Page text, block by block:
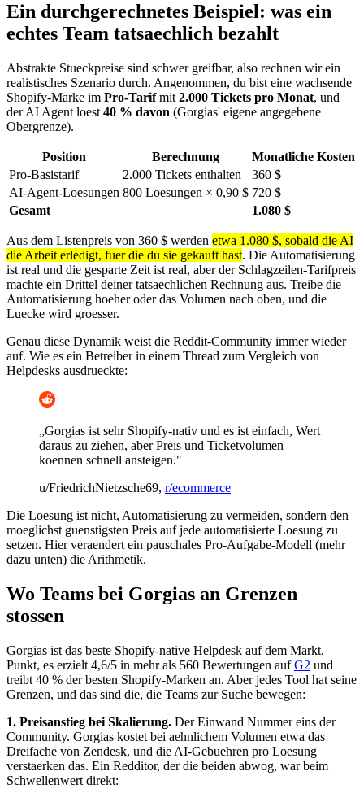
Ein durchgerechnetes Beispiel: was ein
echtes Team tatsaechlich bezahlt
Abstrakte Stueckpreise sind schwer greifbar, also rechnen wir ein
realistisches Szenario durch. Angenommen, du bist eine wachsende
Shopify-Marke im Pro-Tarifmit 2.000 Tickets pro Monat, und
der AI Agent loest 40 % davon (Gorgias' eigene angegebene
Obergrenze).
Position Berechnung
Monatliche Kosten
Pro-Basistarif
2.000 Tickets enthalten
360 $
AI-Agent-Loesungen 800 Loesungen × 0,90 $ 720 $
Gesamt
1.080 $
Aus dem Listenpreis von 360 $ werden etwa 1.080 $, sobald die AI
die Arbeit erledigt, fuer die du sie gekauft hast. Die Automatisierung
ist real und die gesparte Zeit ist real, aber der Schlagzeilen-Tarifpreis
machte ein Drittel deiner tatsaechlichen Rechnung aus. Treibe die
Automatisierung hoeher oder das Volumen nach oben, und die
Luecke wird groesser.
Genau diese Dynamik weist die Reddit-Community immer wieder
auf. Wie es ein Betreiber in einem Thread zum Vergleich von
Helpdesks ausdrueckte:
„Gorgias ist sehr Shopify-nativ und es ist einfach, Wert
daraus zu ziehen, aber Preis und Ticketvolumen
koennen schnell ansteigen."
u/FriedrichNietzsche69, r/ecommerce
Die Loesung ist nicht, Automatisierung zu vermeiden, sondern den
moeglichst guenstigsten Preis auf jede automatisierte Loesung zu
setzen. Hier veraendert ein pauschales Pro-Aufgabe-Modell (mehr
dazu unten) die Arithmetik.
Wo Teams bei Gorgias an Grenzen
stossen
Gorgias ist das beste Shopify-native Helpdesk auf dem Markt,
Punkt, es erzielt 4,6/5 in mehr als 560 Bewertungen aufG2 und
treibt 40 % der besten Shopify-Marken an. Aber jedes Tool hat seine
Grenzen, und das sind die, die Teams zur Suche bewegen:
1. Preisanstieg bei Skalierung. Der Einwand Nummer eins der
Community. Gorgias kostet bei aehnlichem Volumen etwa das
Dreifache von Zendesk, und die AI-Gebuehren pro Loesung
verstaerken das. Ein Redditor, der die beiden abwog, war beim
Schwellenwert direkt: